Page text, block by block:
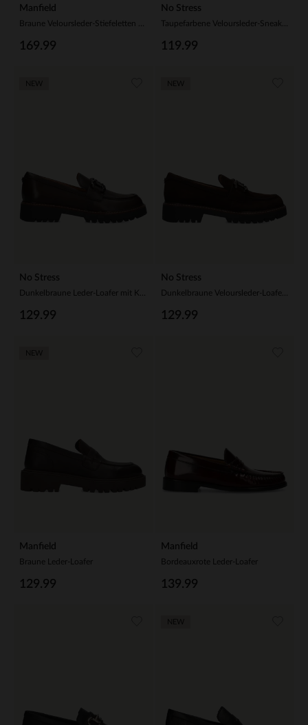
Manfield
169.99
No Stress
119.99
No Stress
129.99
No Stress
129.99
Manfield
Braune Leder-Loafer
129.99
Manfield
Bordeauxrote Leder-Loafer
139.99